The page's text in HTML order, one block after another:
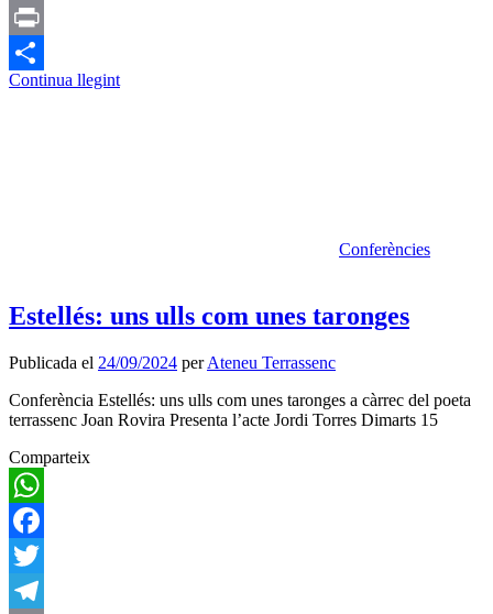
Email
Print
Comparteix
Continua llegint
Conferències
Estellés: uns ulls com unes taronges
Publicada el 24/09/2024 perAteneu Terrassenc
Conferència Estellés: uns ulls com unes taronges a càrrec del poeta
terrassenc Joan Rovira Presenta l’acte Jordi Torres Dimarts 15
Comparteix
WhatsApp
Facebook
Twitter